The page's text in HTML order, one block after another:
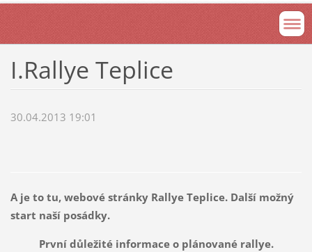
I.Rallye Teplice
30.04.2013 19:01
A je to tu, webové stránky Rallye Teplice. Další možný
start naší posádky.
První důležité informace o plánované rallye.